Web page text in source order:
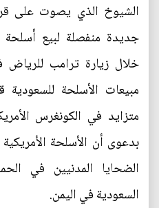
الشيوخ الذي يصوت على
جديدة منفصلة لبيع أسلحة
خلال زيارة ترامب
مبيعات الأسلحة
متزايد في الكونغرس
بدعوى أن الأسلحة
الضحايا المدنيين في
السعودية في اليمن.